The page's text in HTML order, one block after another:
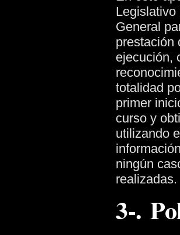
Legislativo
General
prestación
ejecución,
totalidad
primer
curso y
utilizando
ningún
realizadas.
3-.